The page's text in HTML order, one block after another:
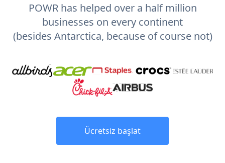
POWR has helped over a half million
businesses on every continent
(besides Antarctica, because of course not)
Ücretsiz başlat